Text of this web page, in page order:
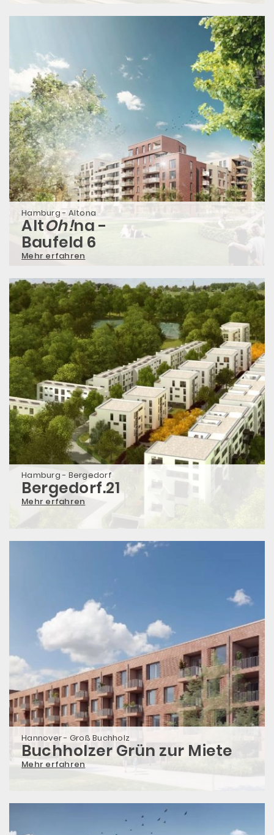
Hamburg - Altona
AltOh!na -
Baufeld 6
Mehr erfahren
Hamburg - Bergedorf
Bergedorf.21
Mehr erfahren
Hannover - Groß Buchholz
Buchholzer Grün zur Miete
Mehr erfahren